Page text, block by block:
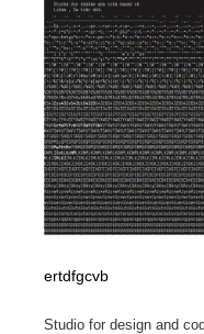
ertdfgcvb
Studio for design and